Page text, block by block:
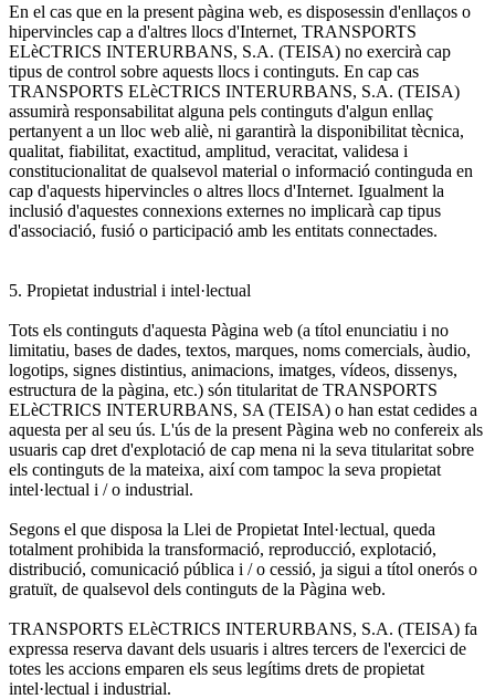
En el cas que en la present pàgina web, es disposessin d'enllaços o
hipervincles cap a d'altres llocs d'Internet, TRANSPORTS
ELèCTRICS INTERURBANS, S.A. (TEISA) no exercirà cap
tipus de control sobre aquests llocs i continguts. En cap cas
TRANSPORTS ELèCTRICS INTERURBANS, S.A. (TEISA)
assumirà responsabilitat alguna pels continguts d'algun enllaç
pertanyent a un lloc web aliè, ni garantirà la disponibilitat tècnica,
qualitat, fiabilitat, exactitud, amplitud, veracitat, validesa i
constitucionalitat de qualsevol material o informació continguda en
cap d'aquests hipervincles o altres llocs d'Internet. Igualment la
inclusió d'aquestes connexions externes no implicarà cap tipus
d'associació, fusió o participació amb les entitats connectades.
5. Propietat industrial i intel·lectual
Tots els continguts d'aquesta Pàgina web (a títol enunciatiu i no
limitatiu, bases de dades, textos, marques, noms comercials, àudio,
logotips, signes distintius, animacions, imatges, vídeos, dissenys,
estructura de la pàgina, etc.) són titularitat de TRANSPORTS
ELèCTRICS INTERURBANS, SA (TEISA) o han estat cedides a
aquesta per al seu ús. L'ús de la present Pàgina web no confereix als
usuaris cap dret d'explotació de cap mena ni la seva titularitat sobre
els continguts de la mateixa, així com tampoc la seva propietat
intel·lectual i / o industrial.
Segons el que disposa la Llei de Propietat Intel·lectual, queda
totalment prohibida la transformació, reproducció, explotació,
distribució, comunicació pública i / o cessió, ja sigui a títol onerós o
gratuït, de qualsevol dels continguts de la Pàgina web.
TRANSPORTS ELèCTRICS INTERURBANS, S.A. (TEISA) fa
expressa reserva davant dels usuaris i altres tercers de l'exercici de
totes les accions emparen els seus legítims drets de propietat
intel·lectual i industrial.